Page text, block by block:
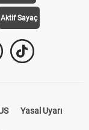
Aktif Sayaç
Yasal Uyarı